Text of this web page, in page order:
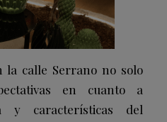
la calle Serrano no solo
en cuanto a
y características del